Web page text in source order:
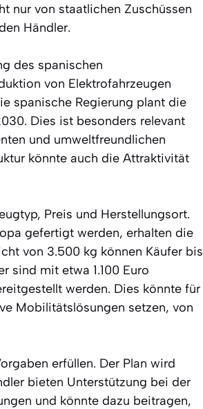
nur von staatlichen Zuschüssen
Händler.
des spanischen
von Elektrofahrzeugen
spanische Regierung plant die
Dies ist besonders relevant
und umweltfreundlichen
könnte auch die Attraktivität
Preis und Herstellungsort.
gefertigt werden, erhalten die
von 3.500 kg können Käufer bis
sind mit etwa 1.100 Euro
werden. Dies könnte für
Mobilitätslösungen setzen, von
erfüllen. Der Plan wird
bieten Unterstützung bei der
und könnte dazu beitragen,